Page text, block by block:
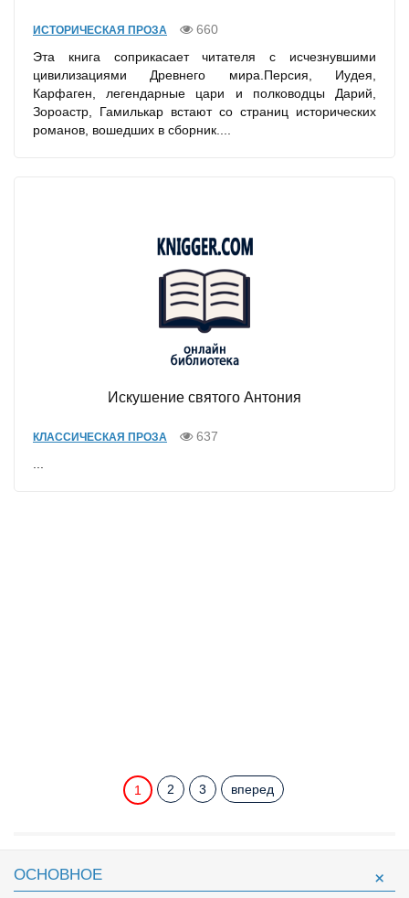
ИСТОРИЧЕСКАЯ ПРОЗА
660
Эта книга соприкасает читателя с исчезнувшими
цивилизациями Древнего мира.Персия, Иудея,
Карфаген, легендарные цари и полководцы Дарий,
Зороастр, Гамилькар встают со страниц исторических
романов, вошедших в сборник....
Искушение святого Антония
КЛАССИЧЕСКАЯ ПРОЗА
637
1 2 3 вперед
ОСНОВНОЕ